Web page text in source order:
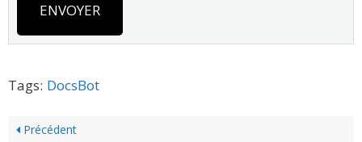
ENVOYER
Tags: DocsBot
Précédent